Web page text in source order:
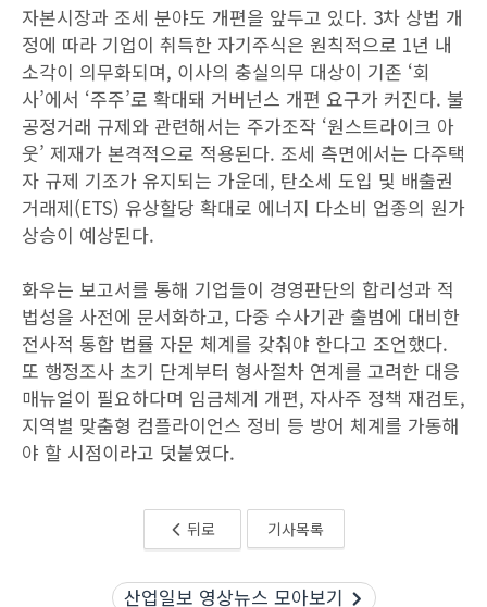
자본시장과 조세 분야도 개편을 앞두고 있다. 3차 상법 개
정에 따라 기업이 취득한 자기주식은 원칙적으로 1년 내
소각이 의무화되며, 이사의 충실의무 대상이 기존 ‘회
사’에서 ‘주주’로 확대돼 거버넌스 개편 요구가 커진다. 불
공정거래 규제와 관련해서는 주가조작 ‘원스트라이크 아
웃’ 제재가 본격적으로 적용된다. 조세 측면에서는 다주택
자 규제 기조가 유지되는 가운데, 탄소세 도입 및 배출권
거래제(ETS) 유상할당 확대로 에너지 다소비 업종의 원가
상승이 예상된다.
화우는 보고서를 통해 기업들이 경영판단의 합리성과 적
법성을 사전에 문서화하고, 다중 수사기관 출범에 대비한
전사적 통합 법률 자문 체계를 갖춰야 한다고 조언했다.
또 행정조사 초기 단계부터 형사절차 연계를 고려한 대응
매뉴얼이 필요하다며 임금체계 개편, 자사주 정책 재검토,
지역별 맞춤형 컴플라이언스 정비 등 방어 체계를 가동해
야 할 시점이라고 덧붙였다.
뒤로 기사목록
산업일보 영상뉴스 모아보기